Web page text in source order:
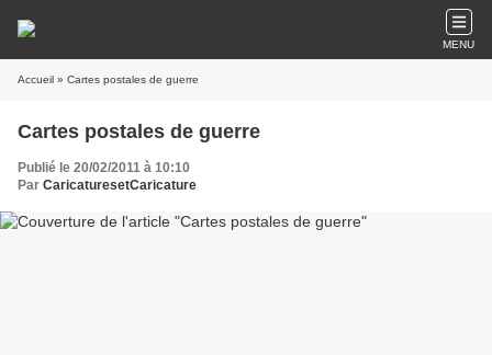
MENU
Accueil » Cartes postales de guerre
Cartes postales de guerre
Publié le 20/02/2011 à 10:10
Par CaricaturesetCaricature